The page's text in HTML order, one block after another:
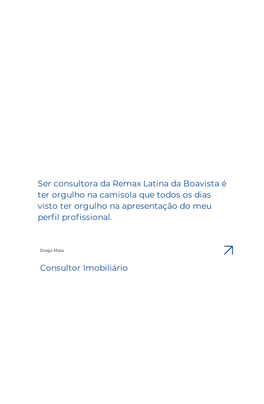
Ser consultora da Remax Latina da Boavista é
ter orgulho na camisola que todos os dias
visto ter orgulho na apresentação do meu
perfil profissional.
Diogo Maia
Consultor Imobiliário